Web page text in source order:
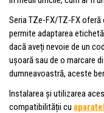
Seria TZe-FX/TZ-FX oferă
permite adaptarea
dacă aveți nevoie de un
ușoară sau de o marcare
dumneavoastră, aceste
Instalarea și utilizarea
compatibilității cu